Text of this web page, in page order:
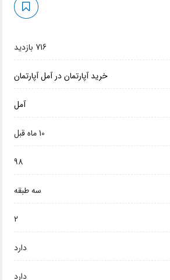
716 بازدید
خرید آپارتمان در آملآپارتمان
آمل
10 ماه قبل
98
سه طبقه
2
دارد
دارد